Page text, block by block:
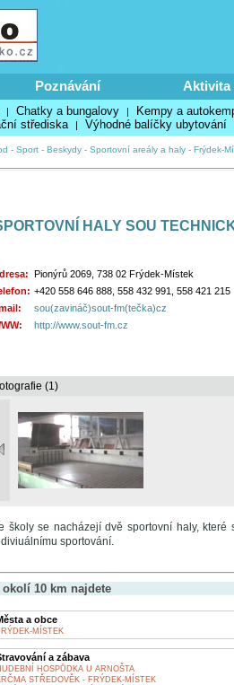
Poznávání Aktivita
| Chatky a bungalovy | Kempy a
střediska | Výhodné balíčky ubytování
- Sport - Beskydy - Sportovní areály a haly - Frýdek-
HALY SOU
Pionýrů 2069, 738 02 Frýdek-Místek
+420 558 646 888, 558 432 991, 558 421 215
sou(zavináč)sout-fm(tečka)cz
http://www.sout-fm.cz
(1)
školy se nacházejí dvě sportovní haly,
sportování.
okolí 10 km najdete
a obce
MÍSTEK
a zábava
HOSPŮDKA U ARNOŠTA
STŘEDOVĚK - FRÝDEK-MÍSTEK